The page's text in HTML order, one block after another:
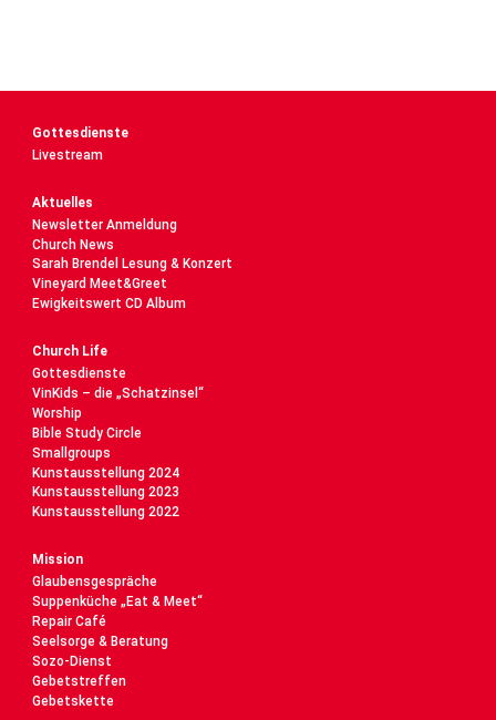
Gottesdienste
Livestream
Aktuelles
Newsletter Anmeldung
Church News
Sarah Brendel Lesung & Konzert
Vineyard Meet&Greet
Ewigkeitswert CD Album
Church Life
Gottesdienste
VinKids – die „Schatzinsel“
Worship
Bible Study Circle
Smallgroups
Kunstausstellung 2024
Kunstausstellung 2023
Kunstausstellung 2022
Mission
Glaubensgespräche
Suppenküche „Eat & Meet“
Repair Café
Seelsorge & Beratung
Sozo-Dienst
Gebetstreffen
Gebetskette